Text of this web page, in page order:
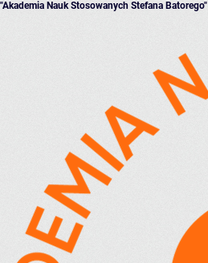
"Akademia Nauk Stosowanych Stefana Batorego"